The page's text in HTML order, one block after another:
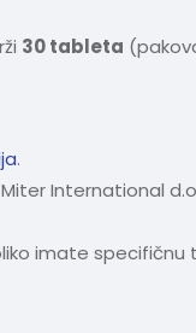
30 tableta
.
International
imate